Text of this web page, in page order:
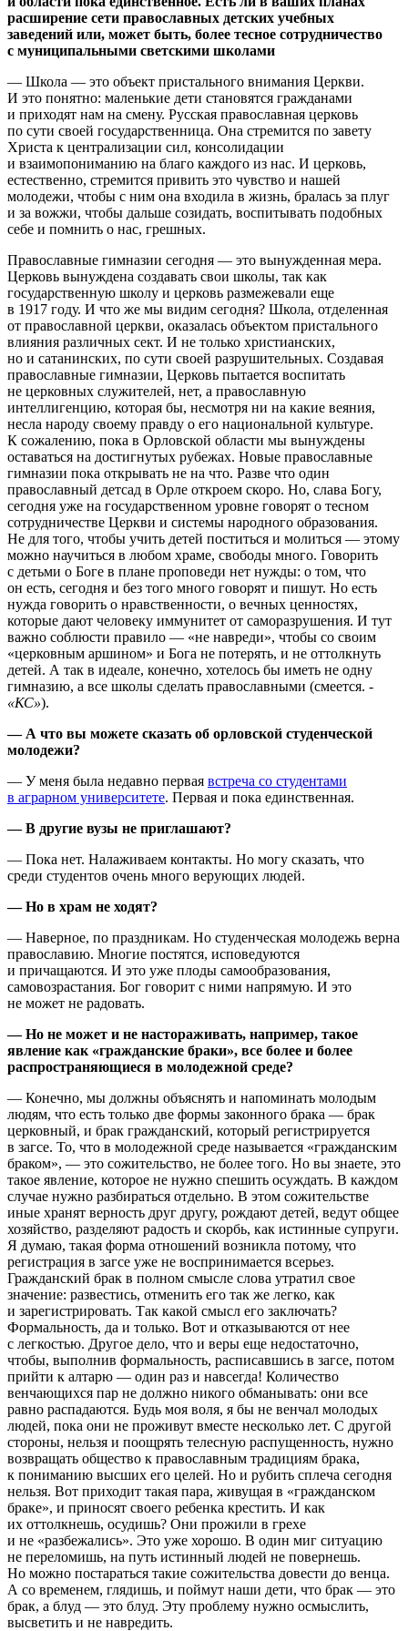
расширение сети православных детских учебных
заведений или, может быть, более тесное сотрудничество
с муниципальными светскими школами
— Школа — это объект пристального внимания Церкви.
И это понятно: маленькие дети становятся гражданами
и приходят нам на смену. Русская православная церковь
по сути своей государственница. Она стремится по завету
Христа к централизации сил, консолидации
и взаимопониманию на благо каждого из нас. И церковь,
естественно, стремится привить это чувство и нашей
молодежи, чтобы с ним она входила в жизнь, бралась за плуг
и за вожжи, чтобы дальше созидать, воспитывать подобных
себе и помнить о нас, грешных.
Православные гимназии сегодня — это вынужденная мера.
Церковь вынуждена создавать свои школы, так как
государственную школу и церковь размежевали еще
в 1917 году. И что же мы видим сегодня? Школа, отделенная
от православной церкви, оказалась объектом пристального
влияния различных сект. И не только христианских,
но и сатанинских, по сути своей разрушительных. Создавая
православные гимназии, Церковь пытается воспитать
не церковных служителей, нет, а православную
интеллигенцию, которая бы, несмотря ни на какие веяния,
несла народу своему правду о его национальной культуре.
К сожалению, пока в Орловской области мы вынуждены
оставаться на достигнутых рубежах. Новые православные
гимназии пока открывать не на что. Разве что один
православный детсад в Орле откроем скоро. Но, слава Богу,
сегодня уже на государственном уровне говорят о тесном
сотрудничестве Церкви и системы народного образования.
Не для того, чтобы учить детей поститься и молиться — этому
можно научиться в любом храме, свободы много. Говорить
с детьми о Боге в плане проповеди нет нужды: о том, что
он есть, сегодня и без того много говорят и пишут. Но есть
нужда говорить о нравственности, о вечных ценностях,
которые дают человеку иммунитет от саморазрушения. И тут
важно соблюсти правило — «не навреди», чтобы со своим
«церковным аршином» и Бога не потерять, и не оттолкнуть
детей. А так в идеале, конечно, хотелось бы иметь не одну
гимназию, а все школы сделать православными (смеется. -
«КС»).
— А что вы можете сказать об орловской студенческой
молодежи?
— У меня была недавно первая встреча со студентами
в аграрном университете. Первая и пока единственная.
— В другие вузы не приглашают?
— Пока нет. Налаживаем контакты. Но могу сказать, что
среди студентов очень много верующих людей.
— Но в храм не ходят?
— Наверное, по праздникам. Но студенческая молодежь верна
православию. Многие постятся, исповедуются
и причащаются. И это уже плоды самообразования,
самовозрастания. Бог говорит с ними напрямую. И это
не может не радовать.
— Но не может и не настораживать, например, такое
явление как «гражданские браки», все более и более
распространяющиеся в молодежной среде?
— Конечно, мы должны объяснять и напоминать молодым
людям, что есть только две формы законного брака — брак
церковный, и брак гражданский, который регистрируется
в загсе. То, что в молодежной среде называется «гражданским
браком», — это сожительство, не более того. Но вы знаете, это
такое явление, которое не нужно спешить осуждать. В каждом
случае нужно разбираться отдельно. В этом сожительстве
иные хранят верность друг другу, рождают детей, ведут общее
хозяйство, разделяют радость и скорбь, как истинные супруги.
Я думаю, такая форма отношений возникла потому, что
регистрация в загсе уже не воспринимается всерьез.
Гражданский брак в полном смысле слова утратил свое
значение: развестись, отменить его так же легко, как
и зарегистрировать. Так какой смысл его заключать?
Формальность, да и только. Вот и отказываются от нее
с легкостью. Другое дело, что и веры еще недостаточно,
чтобы, выполнив формальность, расписавшись в загсе, потом
прийти к алтарю — один раз и навсегда! Количество
венчающихся пар не должно никого обманывать: они все
равно распадаются. Будь моя воля, я бы не венчал молодых
людей, пока они не проживут вместе несколько лет. С другой
стороны, нельзя и поощрять телесную распущенность, нужно
возвращать общество к православным традициям брака,
к пониманию высших его целей. Но и рубить сплеча сегодня
нельзя. Вот приходит такая пара, живущая в «гражданском
браке», и приносят своего ребенка крестить. И как
их оттолкнешь, осудишь? Они прожили в грехе
и не «разбежались». Это уже хорошо. В один миг ситуацию
не переломишь, на путь истинный людей не повернешь.
Но можно постараться такие сожительства довести до венца.
А со временем, глядишь, и поймут наши дети, что брак — это
брак, а блуд — это блуд. Эту проблему нужно осмыслить,
высветить и не навредить.